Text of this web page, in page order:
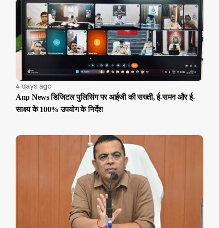
4 days ago
Anp News डिजिटल पुलिसिंग पर आईजी की सख्ती, ई-समन और ई-
साक्ष्य के 100% उपयोग के निर्देश